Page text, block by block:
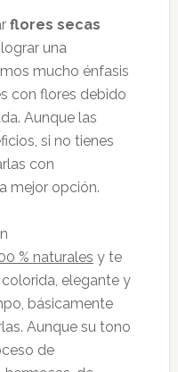
flores secas
una
mucho énfasis
con flores debido
Aunque las
si no tienes
con
mejor opción.
% naturales y te
elegante y
básicamente
Aunque su tono
de